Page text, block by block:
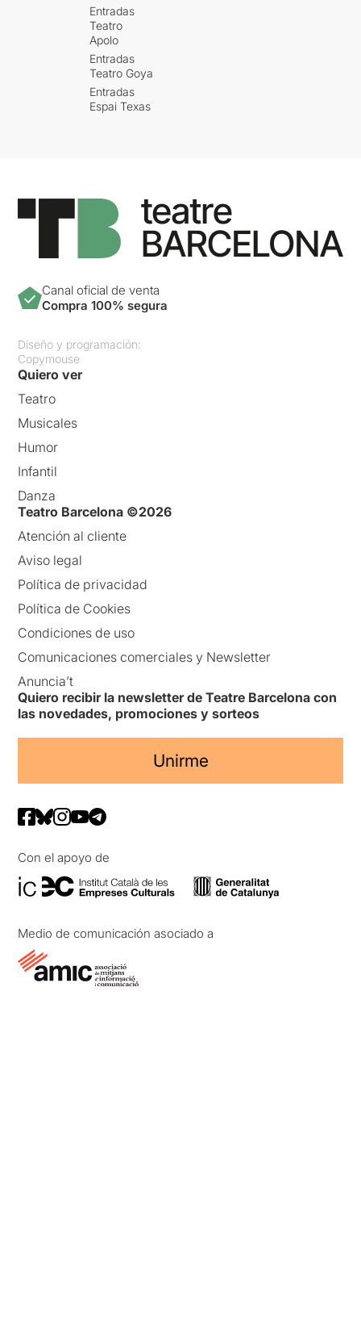
Entradas
Teatro
Apolo
Entradas
Teatro Goya
Entradas
Espai Texas
Canal oficial de venta
Compra 100% segura
Diseño y programación:
Copymouse
Quiero ver
Teatro
Musicales
Humor
Infantil
Danza
Teatro Barcelona ©2026
Atención al cliente
Aviso legal
Política de privacidad
Política de Cookies
Condiciones de uso
Comunicaciones comerciales y Newsletter
Anuncia’t
Quiero recibir la newsletter de Teatre Barcelona con
las novedades, promociones y sorteos
Unirme
Con el apoyo de
Medio de comunicación asociado a